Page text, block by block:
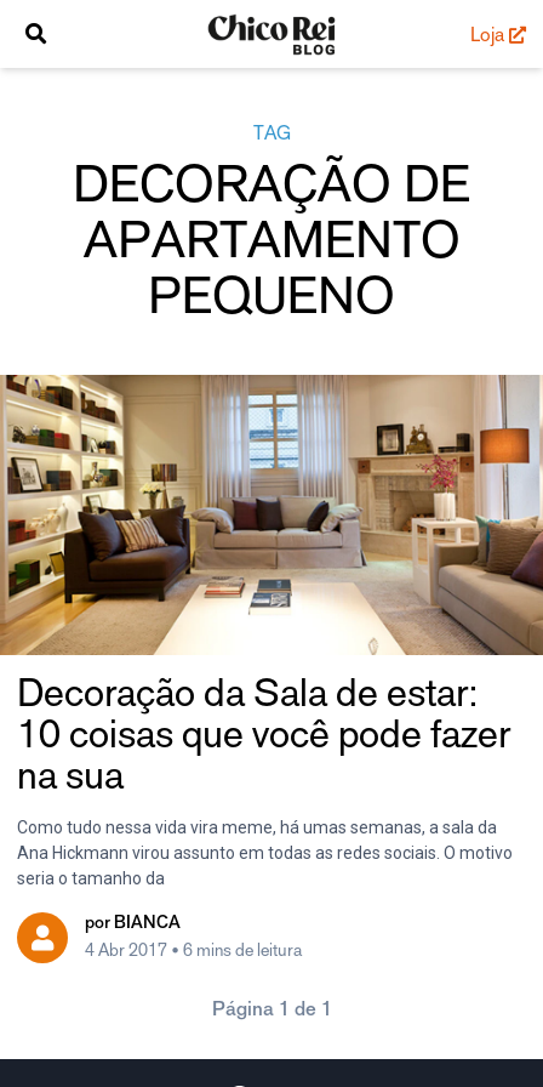
Loja
TAG
DECORAÇÃO DE
APARTAMENTO
PEQUENO
Decoração da Sala de estar:
10 coisas que você pode fazer
na sua
Como tudo nessa vida vira meme, há umas semanas, a sala da
Ana Hickmann virou assunto em todas as redes sociais. O motivo
seria o tamanho da
por BIANCA
4 Abr 2017 • 6 mins de leitura
Página 1 de 1